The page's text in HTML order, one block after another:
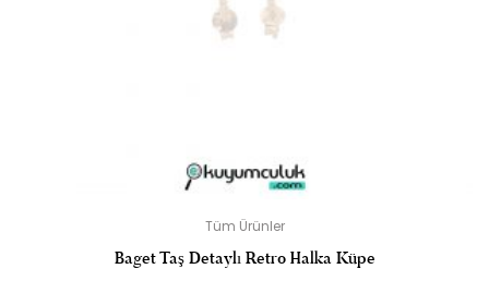
Tüm Ürünler
Baget Taş Detaylı Retro Halka Küpe